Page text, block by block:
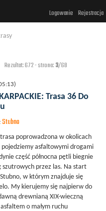
Logowanie Rejestracja
Rezultat: 672 - strona:3/68
Trasa 36 Do
Stubno
trasa poprowadzona w okolicach
pojedziemy asfaltowymi drogami
część północna pętli biegnie
przez las. Na start
w którym znajduje się
My kierujemy się najpierw do
drewnianą XIX-wieczną
o małym ruchu